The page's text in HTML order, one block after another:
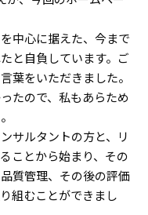
中心に据えた、今まで
と自負しています。ご
葉をいただきました。
たので、私もあらため
サルタントの方と、リ
ことから始まり、その
質管理、その後の評価
組むことができまし